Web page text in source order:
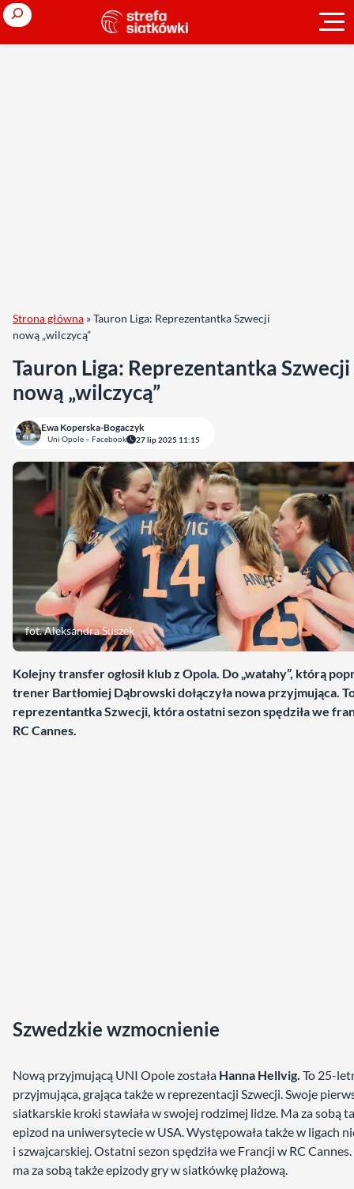
Search
Strona główna »Tauron Liga: Reprezentantka Szwecji
nową „wilczycą”
Tauron Liga: Reprezentantka Szwecji
nową „wilczycą”
Ewa Koperska-Bogaczyk
Uni Opole – Facebook 27 lip 2025 11:15
fot. Aleksandra Suszek
Kolejny transfer ogłosił klub z Opola. Do „watahy”, którą
trener Bartłomiej Dąbrowski dołączyła nowa przyjmująca.
reprezentantka Szwecji, która ostatni sezon spędziła we
RC Cannes.
Szwedzkie wzmocnienie
Nową przyjmującą UNI Opole została Hanna Hellvig. To 25-
przyjmująca, grająca także w reprezentacji Szwecji. Swoje
siatkarskie kroki stawiała w swojej rodzimej lidze. Ma za sobą
epizod na uniwersytecie w USA. Występowała także w ligach
i szwajcarskiej. Ostatni sezon spędziła we Francji w RC
ma za sobą także epizody gry w siatkówkę plażową.